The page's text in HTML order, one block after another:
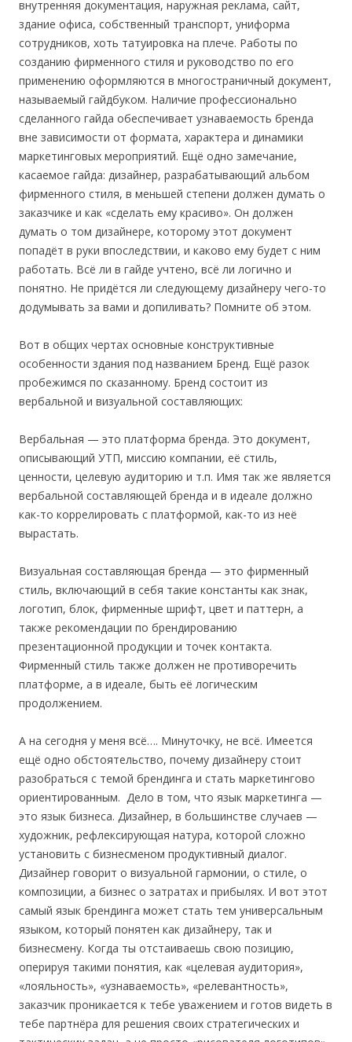
внутренняя документация, наружная реклама, сайт,
здание офиса, собственный транспорт, униформа
сотрудников, хоть татуировка на плече. Работы по
созданию фирменного стиля и руководство по его
применению оформляются в многостраничный документ,
называемый гайдбуком. Наличие профессионально
сделанного гайда обеспечивает узнаваемость бренда
вне зависимости от формата, характера и динамики
маркетинговых мероприятий. Ещё одно замечание,
касаемое гайда: дизайнер, разрабатывающий альбом
фирменного стиля, в меньшей степени должен думать о
заказчике и как «сделать ему красиво». Он должен
думать о том дизайнере, которому этот документ
попадёт в руки впоследствии, и каково ему будет с ним
работать. Всё ли в гайде учтено, всё ли логично и
понятно. Не придётся ли следующему дизайнеру чего-то
додумывать за вами и допиливать? Помните об этом.
Вот в общих чертах основные конструктивные
особенности здания под названием Бренд. Ещё разок
пробежимся по сказанному. Бренд состоит из
вербальной и визуальной составляющих:
Вербальная — это платформа бренда. Это документ,
описывающий УТП, миссию компании, её стиль,
ценности, целевую аудиторию и т.п. Имя так же является
вербальной составляющей бренда и в идеале должно
как-то коррелировать с платформой, как-то из неё
вырастать.
Визуальная составляющая бренда — это фирменный
стиль, включающий в себя такие константы как знак,
логотип, блок, фирменные шрифт, цвет и паттерн, а
также рекомендации по брендированию
презентационной продукции и точек контакта.
Фирменный стиль также должен не противоречить
платформе, а в идеале, быть её логическим
продолжением.
А на сегодня у меня всё…. Минуточку, не всё. Имеется
ещё одно обстоятельство, почему дизайнеру стоит
разобраться с темой брендинга и стать маркетингово
ориентированным. Дело в том, что язык маркетинга —
это язык бизнеса. Дизайнер, в большинстве случаев —
художник, рефлексирующая натура, которой сложно
установить с бизнесменом продуктивный диалог.
Дизайнер говорит о визуальной гармонии, о стиле, о
композиции, а бизнес о затратах и прибылях. И вот этот
самый язык брендинга может стать тем универсальным
языком, который понятен как дизайнеру, так и
бизнесмену. Когда ты отстаиваешь свою позицию,
оперируя такими понятия, как «целевая аудитория»,
«лояльность», «узнаваемость», «релевантность»,
заказчик проникается к тебе уважением и готов видеть в
тебе партнёра для решения своих стратегических и